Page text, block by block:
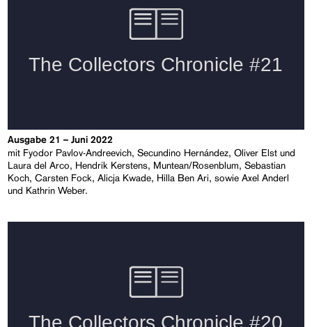
Ausgabe 21 – Juni 2022
mit Fyodor Pavlov-Andreevich, Secundino Hernández, Oliver Elst und
Laura del Arco, Hendrik Kerstens, Muntean/Rosenblum, Sebastian
Koch, Carsten Fock, Alicja Kwade, Hilla Ben Ari, sowie Axel Anderl
und Kathrin Weber.